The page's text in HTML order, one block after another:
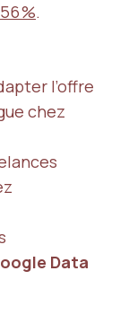
56 %.
l’offre
chez
Data